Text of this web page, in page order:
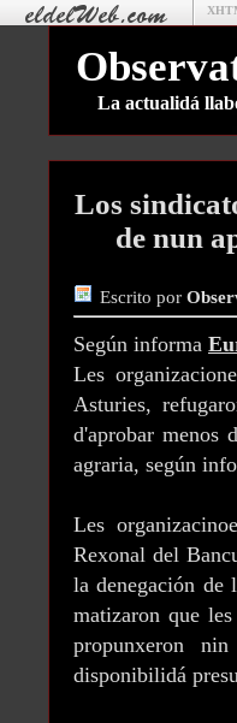
La actualidá
Los
de nun
Escrito por
Según informa
Les
Asturies,
d'aprobar menos
agraria, según
Les
Rexonal del
la denegación de
matizaron que
propunxeron
disponibilidá